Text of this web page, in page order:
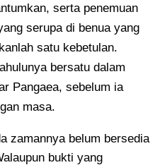
serta penemuan
serupa di benua yang
satu kebetulan.
bersatu dalam
Pangaea, sebelum ia
masa.
zamannya belum bersedia
bukti yang